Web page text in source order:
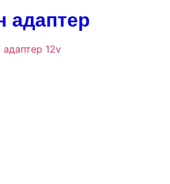
адаптер